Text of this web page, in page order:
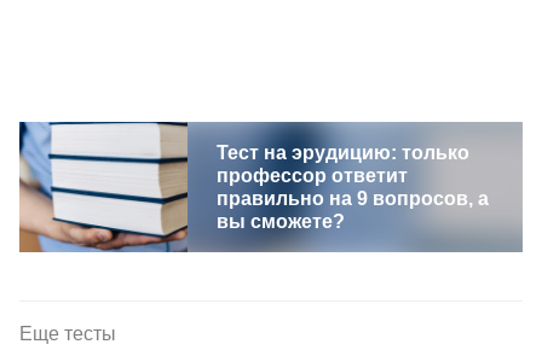
Тест на эрудицию: только
профессор ответит
правильно на 9 вопросов, а
вы сможете?
Еще тесты